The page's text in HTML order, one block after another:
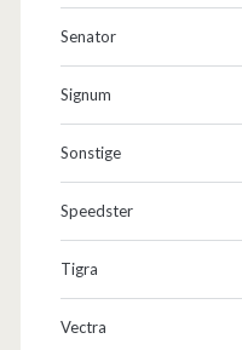
Senator
Signum
Sonstige
Speedster
Tigra
Vectra